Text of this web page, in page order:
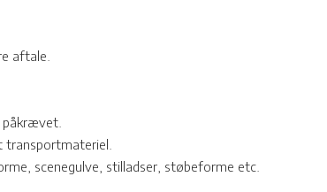
aftale.​
påkrævet.
transportmateriel.
scenegulve, stilladser, støbeforme etc.